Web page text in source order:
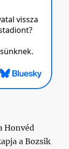
Honvéd
a Bozsik